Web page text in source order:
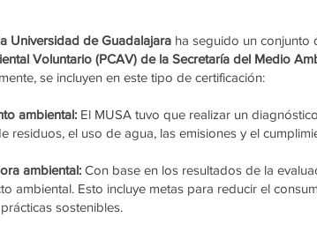
Universidad de Guadalajara ha seguido un conjunto
Voluntario (PCAV) de la Secretaría del Medio
se incluyen en este tipo de certificación:
ambiental: El MUSA tuvo que realizar un
residuos, el uso de agua, las emisiones y el
ambiental: Con base en los resultados de la
ambiental. Esto incluye metas para reducir el
sostenibles.